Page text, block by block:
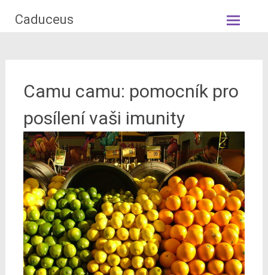
Caduceus
Skip
to
Camu camu: pomocník pro
posílení vaši imunity